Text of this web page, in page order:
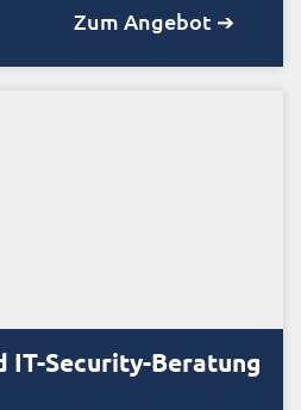
Zum Angebot ➔
IT-Security-Beratung